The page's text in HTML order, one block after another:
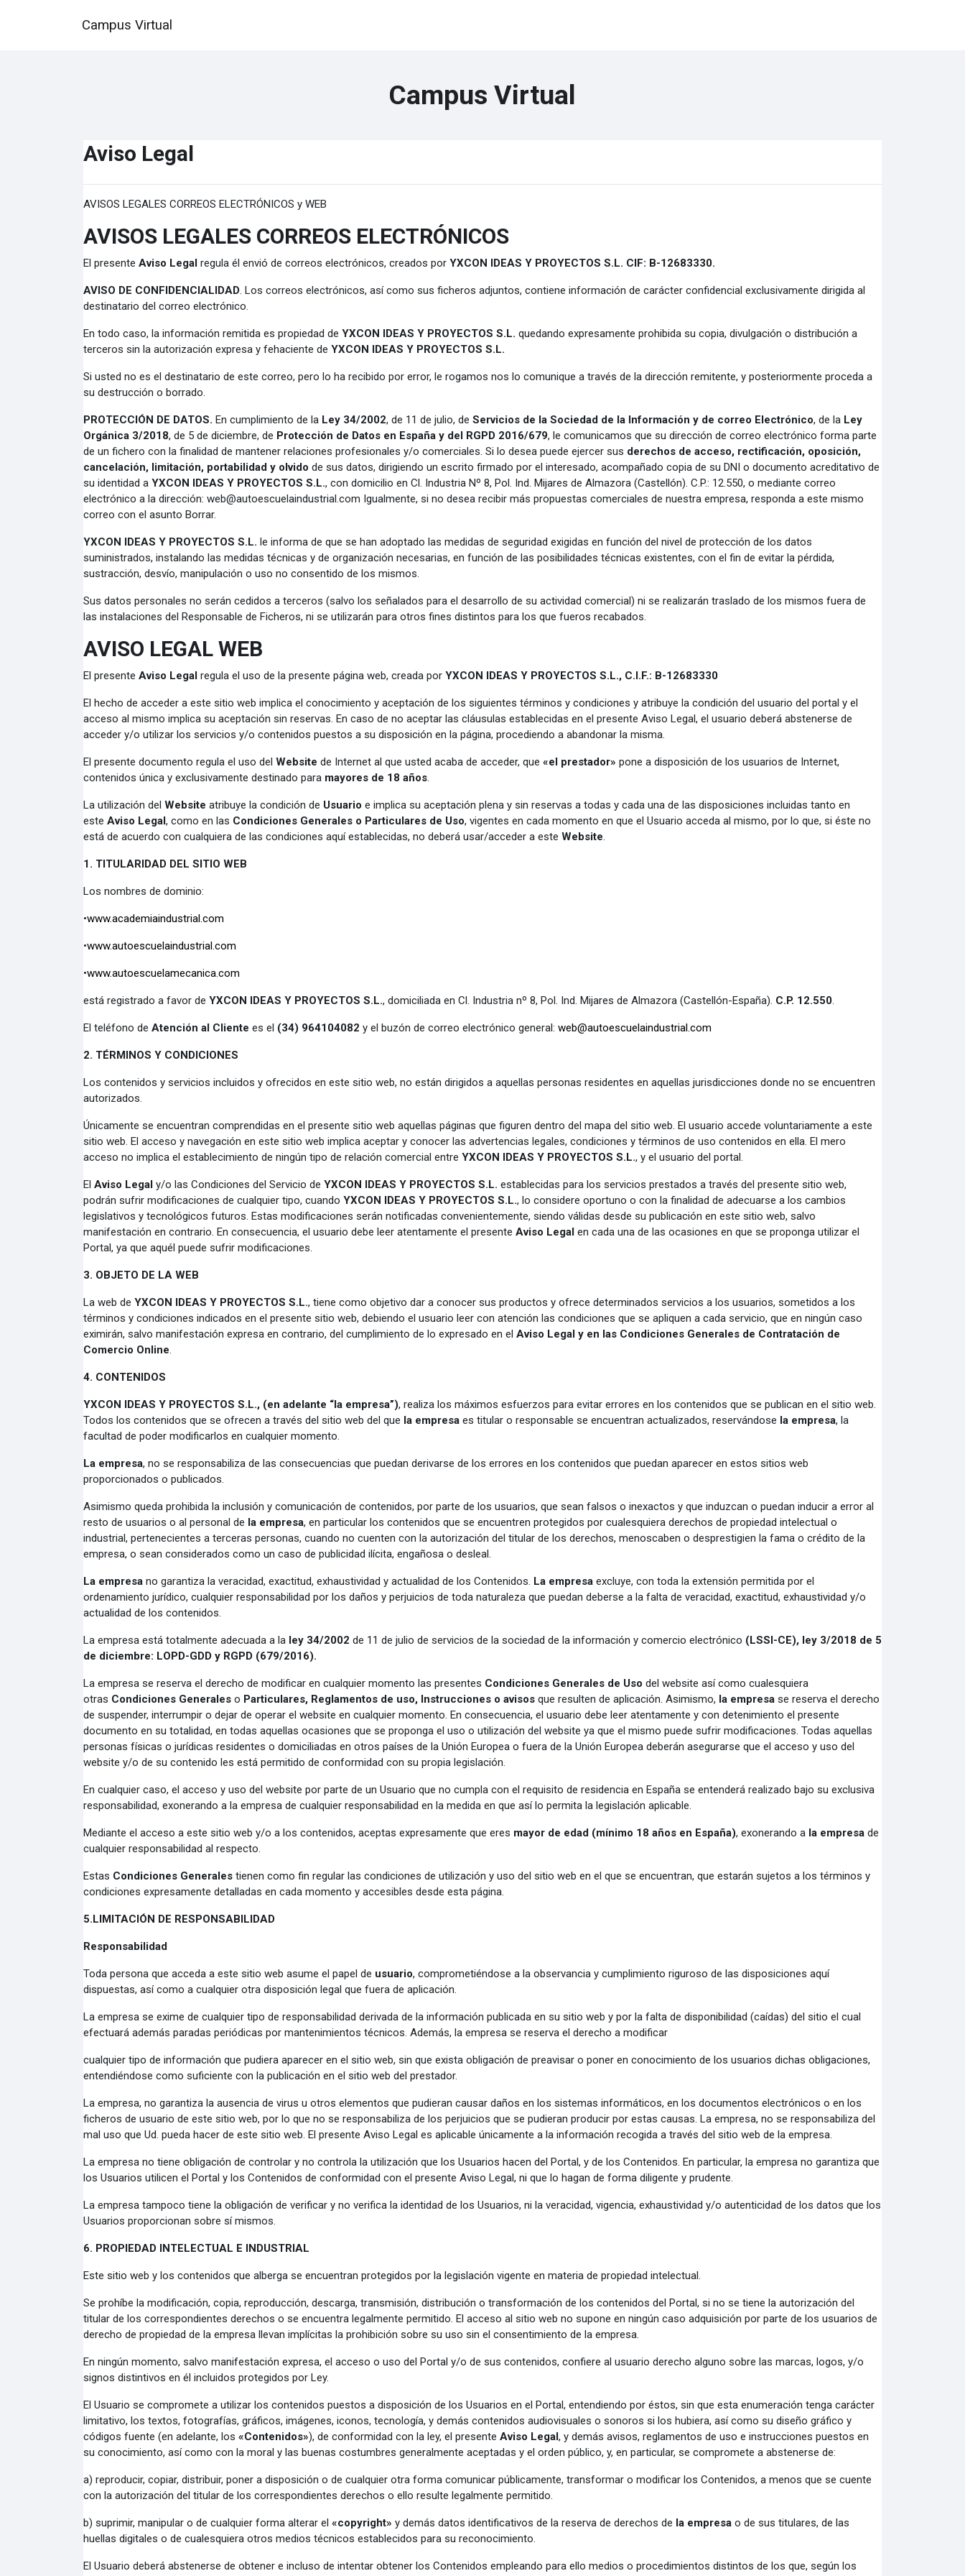
Campus Virtual
Campus Virtual
Aviso Legal
AVISOS LEGALES CORREOS ELECTRÓNICOS y WEB
AVISOS LEGALES CORREOS ELECTRÓNICOS
El presente Aviso Legal regula él envió de correos electrónicos, creados por YXCON IDEAS Y PROYECTOS S.L. CIF: B-12683330.
AVISO DE CONFIDENCIALIDAD. Los correos electrónicos, así como sus ficheros adjuntos, contiene información de carácter confidencial exclusivamente dirigida al
destinatario del correo electrónico.
En todo caso, la información remitida es propiedad de YXCON IDEAS Y PROYECTOS S.L. quedando expresamente prohibida su copia, divulgación o distribución a
terceros sin la autorización expresa y fehaciente de YXCON IDEAS Y PROYECTOS S.L.
Si usted no es el destinatario de este correo, pero lo ha recibido por error, le rogamos nos lo comunique a través de la dirección remitente, y posteriormente proceda a
su destrucción o borrado.
PROTECCIÓN DE DATOS. En cumplimiento de la Ley 34/2002, de 11 de julio, de Servicios de la Sociedad de la Información y de correo Electrónico, de la Ley
Orgánica 3/2018, de 5 de diciembre, de Protección de Datos en España y del RGPD 2016/679, le comunicamos que su dirección de correo electrónico forma parte
de un fichero con la finalidad de mantener relaciones profesionales y/o comerciales. Si lo desea puede ejercer sus derechos de acceso, rectificación, oposición,
cancelación, limitación, portabilidad y olvido de sus datos, dirigiendo un escrito firmado por el interesado, acompañado copia de su DNI o documento acreditativo de
su identidad a YXCON IDEAS Y PROYECTOS S.L., con domicilio en Cl. Industria Nº 8, Pol. Ind. Mijares de Almazora (Castellón). C.P.: 12.550, o mediante correo
electrónico a la dirección: web@autoescuelaindustrial.com Igualmente, si no desea recibir más propuestas comerciales de nuestra empresa, responda a este mismo
correo con el asunto Borrar.
YXCON IDEAS Y PROYECTOS S.L. le informa de que se han adoptado las medidas de seguridad exigidas en función del nivel de protección de los datos
suministrados, instalando las medidas técnicas y de organización necesarias, en función de las posibilidades técnicas existentes, con el fin de evitar la pérdida,
sustracción, desvío, manipulación o uso no consentido de los mismos.
Sus datos personales no serán cedidos a terceros (salvo los señalados para el desarrollo de su actividad comercial) ni se realizarán traslado de los mismos fuera de
las instalaciones del Responsable de Ficheros, ni se utilizarán para otros fines distintos para los que fueros recabados.
AVISO LEGAL WEB
El presente Aviso Legal regula el uso de la presente página web, creada por YXCON IDEAS Y PROYECTOS S.L., C.I.F.: B-12683330
El hecho de acceder a este sitio web implica el conocimiento y aceptación de los siguientes términos y condiciones y atribuye la condición del usuario del portal y el
acceso al mismo implica su aceptación sin reservas. En caso de no aceptar las cláusulas establecidas en el presente Aviso Legal, el usuario deberá abstenerse de
acceder y/o utilizar los servicios y/o contenidos puestos a su disposición en la página, procediendo a abandonar la misma.
El presente documento regula el uso del Website de Internet al que usted acaba de acceder, que «el prestador» pone a disposición de los usuarios de Internet,
contenidos única y exclusivamente destinado para mayores de 18 años.
La utilización del Website atribuye la condición de Usuario e implica su aceptación plena y sin reservas a todas y cada una de las disposiciones incluidas tanto en
este Aviso Legal, como en las Condiciones Generales o Particulares de Uso, vigentes en cada momento en que el Usuario acceda al mismo, por lo que, si éste no
está de acuerdo con cualquiera de las condiciones aquí establecidas, no deberá usar/acceder a este Website.
1. TITULARIDAD DEL SITIO WEB
Los nombres de dominio:
•www.academiaindustrial.com
•www.autoescuelaindustrial.com
•www.autoescuelamecanica.com
está registrado a favor de YXCON IDEAS Y PROYECTOS S.L., domiciliada en Cl. Industria nº 8, Pol. Ind. Mijares de Almazora (Castellón-España). C.P. 12.550.
El teléfono de Atención al Cliente es el (34) 964104082 y el buzón de correo electrónico general: web@autoescuelaindustrial.com
2. TÉRMINOS Y CONDICIONES
Los contenidos y servicios incluidos y ofrecidos en este sitio web, no están dirigidos a aquellas personas residentes en aquellas jurisdicciones donde no se encuentren
autorizados.
Únicamente se encuentran comprendidas en el presente sitio web aquellas páginas que figuren dentro del mapa del sitio web. El usuario accede voluntariamente a este
sitio web. El acceso y navegación en este sitio web implica aceptar y conocer las advertencias legales, condiciones y términos de uso contenidos en ella. El mero
acceso no implica el establecimiento de ningún tipo de relación comercial entre YXCON IDEAS Y PROYECTOS S.L., y el usuario del portal.
El Aviso Legal y/o las Condiciones del Servicio de YXCON IDEAS Y PROYECTOS S.L. establecidas para los servicios prestados a través del presente sitio web,
podrán sufrir modificaciones de cualquier tipo, cuando YXCON IDEAS Y PROYECTOS S.L., lo considere oportuno o con la finalidad de adecuarse a los cambios
legislativos y tecnológicos futuros. Estas modificaciones serán notificadas convenientemente, siendo válidas desde su publicación en este sitio web, salvo
manifestación en contrario. En consecuencia, el usuario debe leer atentamente el presente Aviso Legal en cada una de las ocasiones en que se proponga utilizar el
Portal, ya que aquél puede sufrir modificaciones.
3. OBJETO DE LA WEB
La web de YXCON IDEAS Y PROYECTOS S.L., tiene como objetivo dar a conocer sus productos y ofrece determinados servicios a los usuarios, sometidos a los
términos y condiciones indicados en el presente sitio web, debiendo el usuario leer con atención las condiciones que se apliquen a cada servicio, que en ningún caso
eximirán, salvo manifestación expresa en contrario, del cumplimiento de lo expresado en el Aviso Legal y en las Condiciones Generales de Contratación de
Comercio Online.
4. CONTENIDOS
YXCON IDEAS Y PROYECTOS S.L., (en adelante “la empresa”), realiza los máximos esfuerzos para evitar errores en los contenidos que se publican en el sitio web.
Todos los contenidos que se ofrecen a través del sitio web del que la empresa es titular o responsable se encuentran actualizados, reservándose la empresa, la
facultad de poder modificarlos en cualquier momento.
La empresa, no se responsabiliza de las consecuencias que puedan derivarse de los errores en los contenidos que puedan aparecer en estos sitios web
proporcionados o publicados.
Asimismo queda prohibida la inclusión y comunicación de contenidos, por parte de los usuarios, que sean falsos o inexactos y que induzcan o puedan inducir a error al
resto de usuarios o al personal de la empresa, en particular los contenidos que se encuentren protegidos por cualesquiera derechos de propiedad intelectual o
industrial, pertenecientes a terceras personas, cuando no cuenten con la autorización del titular de los derechos, menoscaben o desprestigien la fama o crédito de la
empresa, o sean considerados como un caso de publicidad ilícita, engañosa o desleal.
La empresa no garantiza la veracidad, exactitud, exhaustividad y actualidad de los Contenidos. La empresa excluye, con toda la extensión permitida por el
ordenamiento jurídico, cualquier responsabilidad por los daños y perjuicios de toda naturaleza que puedan deberse a la falta de veracidad, exactitud, exhaustividad y/o
actualidad de los contenidos.
La empresa está totalmente adecuada a la ley 34/2002 de 11 de julio de servicios de la sociedad de la información y comercio electrónico (LSSI-CE),ley 3/2018 de 5
de diciembre: LOPD-GDD y RGPD (679/2016).
La empresa se reserva el derecho de modificar en cualquier momento las presentes Condiciones Generales de Uso del website así como cualesquiera
otras Condiciones Generales o Particulares, Reglamentos de uso, Instrucciones o avisos que resulten de aplicación. Asimismo, la empresa se reserva el derecho
de suspender, interrumpir o dejar de operar el website en cualquier momento. En consecuencia, el usuario debe leer atentamente y con detenimiento el presente
documento en su totalidad, en todas aquellas ocasiones que se proponga el uso o utilización del website ya que el mismo puede sufrir modificaciones. Todas aquellas
personas físicas o jurídicas residentes o domiciliadas en otros países de la Unión Europea o fuera de la Unión Europea deberán asegurarse que el acceso y uso del
website y/o de su contenido les está permitido de conformidad con su propia legislación.
En cualquier caso, el acceso y uso del website por parte de un Usuario que no cumpla con el requisito de residencia en España se entenderá realizado bajo su exclusiva
responsabilidad, exonerando a la empresa de cualquier responsabilidad en la medida en que así lo permita la legislación aplicable.
Mediante el acceso a este sitio web y/o a los contenidos, aceptas expresamente que eres mayor de edad (mínimo 18 años en España), exonerando a la empresa de
cualquier responsabilidad al respecto.
Estas Condiciones Generales tienen como fin regular las condiciones de utilización y uso del sitio web en el que se encuentran, que estarán sujetos a los términos y
condiciones expresamente detalladas en cada momento y accesibles desde esta página.
5.LIMITACIÓN DE RESPONSABILIDAD
Responsabilidad
Toda persona que acceda a este sitio web asume el papel de usuario, comprometiéndose a la observancia y cumplimiento riguroso de las disposiciones aquí
dispuestas, así como a cualquier otra disposición legal que fuera de aplicación.
La empresa se exime de cualquier tipo de responsabilidad derivada de la información publicada en su sitio web y por la falta de disponibilidad (caídas) del sitio el cual
efectuará además paradas periódicas por mantenimientos técnicos. Además, la empresa se reserva el derecho a modificar
cualquier tipo de información que pudiera aparecer en el sitio web, sin que exista obligación de preavisar o poner en conocimiento de los usuarios dichas obligaciones,
entendiéndose como suficiente con la publicación en el sitio web del prestador.
La empresa, no garantiza la ausencia de virus u otros elementos que pudieran causar daños en los sistemas informáticos, en los documentos electrónicos o en los
ficheros de usuario de este sitio web, por lo que no se responsabiliza de los perjuicios que se pudieran producir por estas causas. La empresa, no se responsabiliza del
mal uso que Ud. pueda hacer de este sitio web. El presente Aviso Legal es aplicable únicamente a la información recogida a través del sitio web de la empresa.
La empresa no tiene obligación de controlar y no controla la utilización que los Usuarios hacen del Portal, y de los Contenidos. En particular, la empresa no garantiza que
los Usuarios utilicen el Portal y los Contenidos de conformidad con el presente Aviso Legal, ni que lo hagan de forma diligente y prudente.
La empresa tampoco tiene la obligación de verificar y no verifica la identidad de los Usuarios, ni la veracidad, vigencia, exhaustividad y/o autenticidad de los datos que los
Usuarios proporcionan sobre sí mismos.
6. PROPIEDAD INTELECTUAL E INDUSTRIAL
Este sitio web y los contenidos que alberga se encuentran protegidos por la legislación vigente en materia de propiedad intelectual.
Se prohíbe la modificación, copia, reproducción, descarga, transmisión, distribución o transformación de los contenidos del Portal, si no se tiene la autorización del
titular de los correspondientes derechos o se encuentra legalmente permitido. El acceso al sitio web no supone en ningún caso adquisición por parte de los usuarios de
derecho de propiedad de la empresa llevan implícitas la prohibición sobre su uso sin el consentimiento de la empresa.
En ningún momento, salvo manifestación expresa, el acceso o uso del Portal y/o de sus contenidos, confiere al usuario derecho alguno sobre las marcas, logos, y/o
signos distintivos en él incluidos protegidos por Ley.
El Usuario se compromete a utilizar los contenidos puestos a disposición de los Usuarios en el Portal, entendiendo por éstos, sin que esta enumeración tenga carácter
limitativo, los textos, fotografías, gráficos, imágenes, iconos, tecnología, y demás contenidos audiovisuales o sonoros si los hubiera, así como su diseño gráfico y
códigos fuente (en adelante, los «Contenidos»), de conformidad con la ley, el presente Aviso Legal, y demás avisos, reglamentos de uso e instrucciones puestos en
su conocimiento, así como con la moral y las buenas costumbres generalmente aceptadas y el orden público, y, en particular, se compromete a abstenerse de:
a) reproducir, copiar, distribuir, poner a disposición o de cualquier otra forma comunicar públicamente, transformar o modificar los Contenidos, a menos que se cuente
con la autorización del titular de los correspondientes derechos o ello resulte legalmente permitido.
b) suprimir, manipular o de cualquier forma alterar el «copyright» y demás datos identificativos de la reserva de derechos de la empresa o de sus titulares, de las
huellas digitales o de cualesquiera otros medios técnicos establecidos para su reconocimiento.
El Usuario deberá abstenerse de obtener e incluso de intentar obtener los Contenidos empleando para ello medios o procedimientos distintos de los que, según los